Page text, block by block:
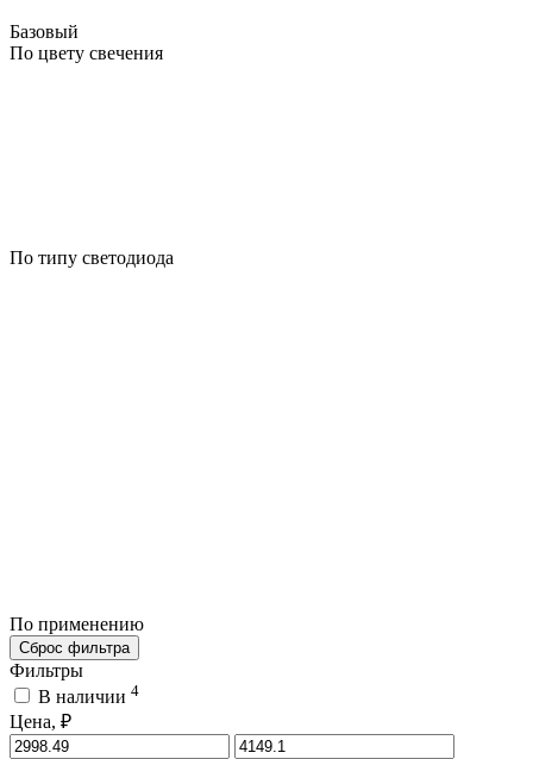
Базовый
По цвету свечения
По типу светодиода
По применению
Сброс фильтра
Фильтры
В наличии 4
Цена, ₽